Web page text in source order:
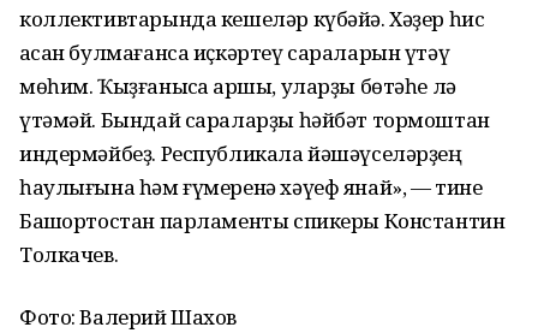
коллективтарында кешеләр күбәйә. Хәҙер һис
ҡасан булмағанса иҫкәртеү сараларын үтәү
мөһим. Ҡыҙғанысҡа ҡаршы, уларҙы бөтәһе лә
үтәмәй. Бындай сараларҙы һәйбәт тормоштан
индермәйбеҙ. Республикала йәшәүселәрҙең
һаулығына һәм ғүмеренә хәүеф янай», — тине
Башҡортостан парламенты спикеры Константин
Толкачев.
Фото: Валерий Шахов